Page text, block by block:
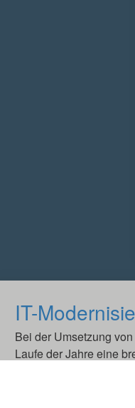
IT-
Bei der Umsetzung
Laufe der Jahre eine